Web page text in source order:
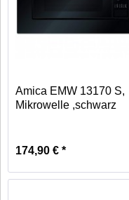
Amica EMW 13170 S,
Mikrowelle ,schwarz
174,90 € *